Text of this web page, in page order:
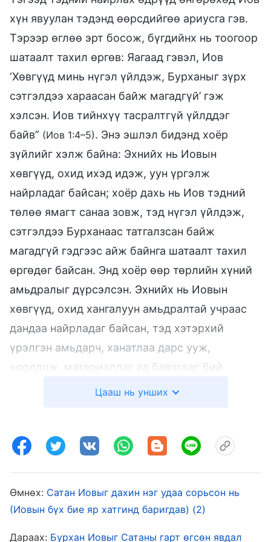
хүн явуулан тэдэнд өөрсдийгөө ариусга гэв.
Тэрээр өглөө эрт босож, бүгдийнх нь тоогоор
шатаалт тахил өргөв: Яагаад гэвэл, Иов
‘Хөвгүүд минь нүгэл үйлдэж, Бурханыг зүрх
сэтгэлдээ хараасан байж магадгүй’ гэж
хэлсэн. Иов тийнхүү тасралтгүй үйлддэг
байв” (Иов 1:4–5). Энэ эшлэл бидэнд хоёр
зүйлийг хэлж байна: Эхнийх нь Иовын
хөвгүүд, охид ихэд идэж, уун үргэлж
найрладаг байсан; хоёр дахь нь Иов тэдний
төлөө ямагт санаа зовж, тэд нүгэл үйлдэж,
сэтгэлдээ Бурханаас татгалзсан байж
магадгүй гэдгээс айж байнга шатаалт тахил
өргөдөг байсан. Энд хоёр өөр төрлийн хүний
амьдралыг дүрсэлсэн. Эхнийх нь Иовын
хөвгүүд, охид хангалуун амьдралтай учраас
дандаа найрладаг байсан, тэд хэтэрхий
үрэлгэн амьдарч, ханатлаа дарс ууж,
хооллож, материаллаг эд баялгаас бий
болсон өндөр чанарын амьдралыг эдэлж
гарцаагүй байв—гэтэл тэд өөрсдийгөө
тэд Бурханы нигүүлслийг бодож үзээгүй,
Цааш нь унших
Өмнөх: Сатан Иовыг дахин нэг удаа сорьсон нь
(Иовын бүх бие яр хатгинд баригдав) (2)
Дараах: Бурхан Иовыг Сатаны гарт өгсөн явдал